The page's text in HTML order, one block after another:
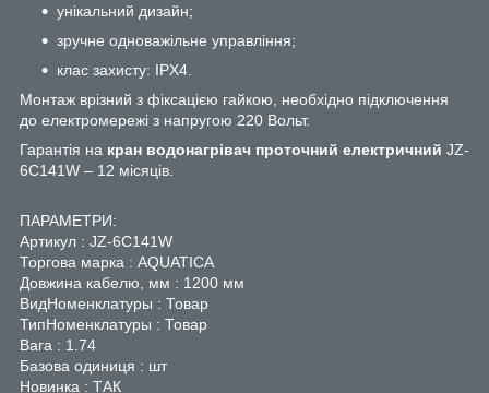
унікальний дизайн;
зручне одноважільне управління;
клас захисту: IPX4.
Монтаж врізний з фіксацією гайкою, необхідно підключення
до електромережі з напругою 220 Вольт.
Гарантія на кран водонагрівач проточний електричний JZ-
6C141W – 12 місяців.
ПАРАМЕТРИ:
Артикул : JZ-6C141W
Торгова марка : AQUATICA
Довжина кабелю, мм : 1200 мм
ВидНоменклатуры : Товар
ТипНоменклатуры : Товар
Вага : 1.74
Базова одиниця : шт
Новинка : ТАК